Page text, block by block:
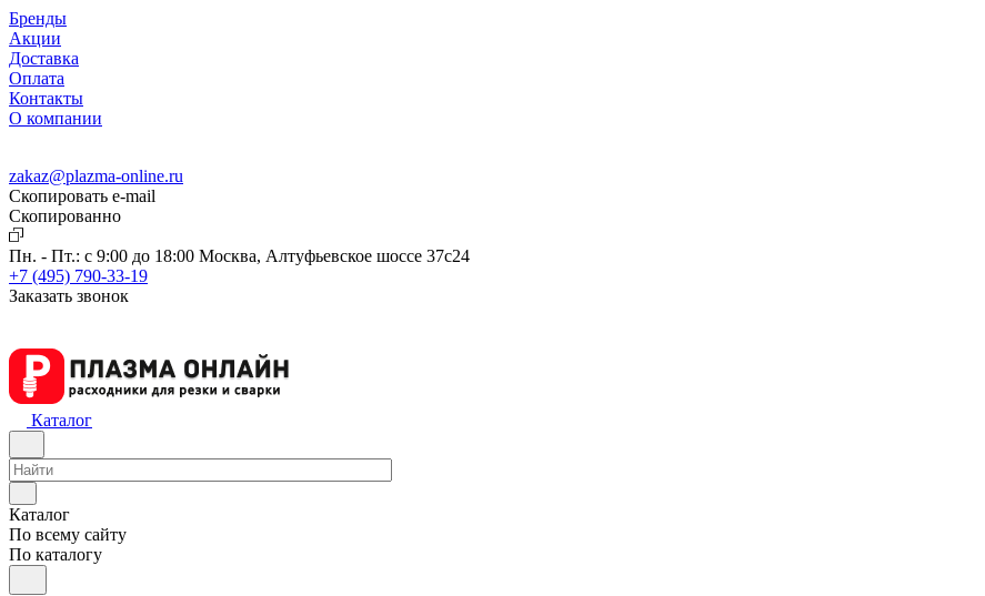
Бренды
Акции
Доставка
Оплата
Контакты
О компании
zakaz@plazma-online.ru
Скопировать e-mail
Cкопированно
Пн. - Пт.: с 9:00 до 18:00 Москва, Алтуфьевское шоссе 37с24
+7 (495) 790-33-19
Заказать звонок
Каталог
Каталог
По всему сайту
По каталогу